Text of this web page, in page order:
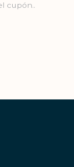
cupón..